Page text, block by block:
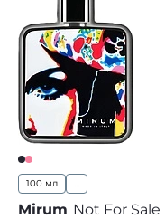
100 мл ...
Mirum Not For Sale